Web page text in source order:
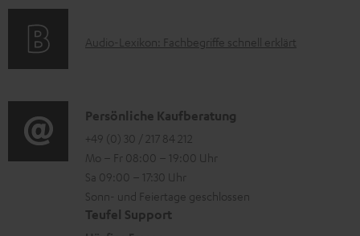
e
n
m
V
e
r
s
i
e
n
z
u
r
t
g
e
r
ä
t
A
i
o
-
L
e
Audio-Lexikon: Fachbegriffe schnell erklärt
K
o
n
t
a
Persönliche Kaufberatung
+49 (0) 30 / 217 84 212
Mo – Fr 08:00 – 19:00 Uhr
Sa 09:00 – 17:30 Uhr
Sonn- und Feiertage geschlossen
Teufel Support